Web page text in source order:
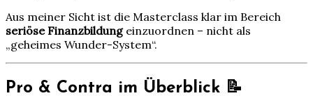
Aus meiner Sicht ist die Masterclass klar im Bereich
seriöse Finanzbildungeinzuordnen – nicht als
„geheimes Wunder-System“.
Pro & Contra im Überblick 📝